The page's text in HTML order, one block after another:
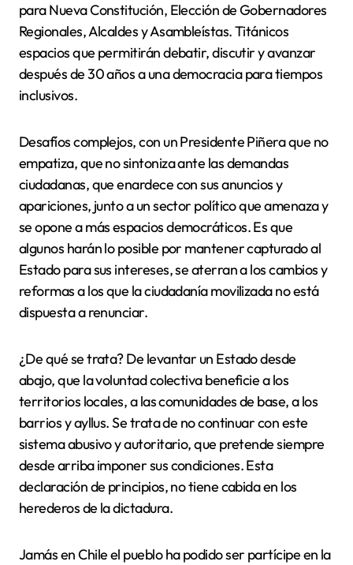
para Nueva Constitución, Elección de Gobernadores
Regionales, Alcaldes y Asambleístas. Titánicos
espacios que permitirán debatir, discutir y avanzar
después de 30 años a una democracia para tiempos
inclusivos.
Desafíos complejos, con un Presidente Piñera que no
empatiza, que no sintoniza ante las demandas
ciudadanas, que enardece con sus anuncios y
apariciones, junto a un sector político que amenaza y
se opone a más espacios democráticos. Es que
algunos harán lo posible por mantener capturado al
Estado para sus intereses, se aterran a los cambios y
reformas a los que la ciudadanía movilizada no está
dispuesta a renunciar.
¿De qué se trata? De levantar un Estado desde
abajo, que la voluntad colectiva beneficie a los
territorios locales, a las comunidades de base, a los
barrios y ayllus. Se trata de no continuar con este
sistema abusivo y autoritario, que pretende siempre
desde arriba imponer sus condiciones. Esta
declaración de principios, no tiene cabida en los
herederos de la dictadura.
Jamás en Chile el pueblo ha podido ser partícipe en la